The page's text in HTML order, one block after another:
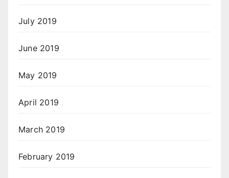
July 2019
June 2019
May 2019
April 2019
March 2019
February 2019